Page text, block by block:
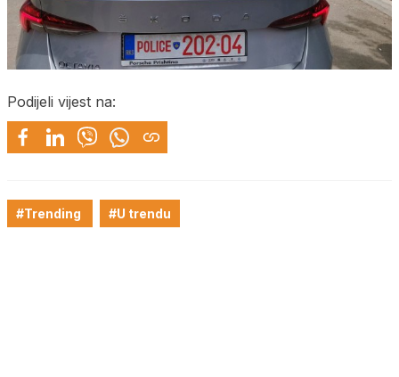
Podijeli vijest na:
#Trending #U trendu